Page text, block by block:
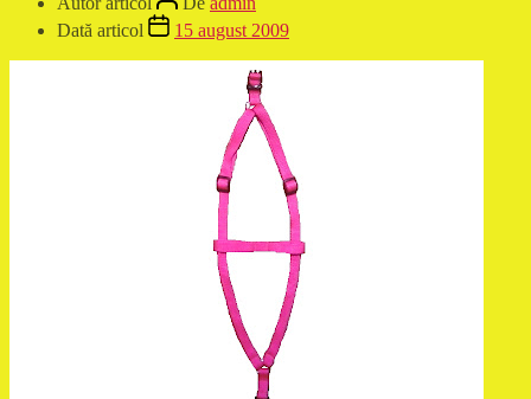
Dată articol
15 august 2009